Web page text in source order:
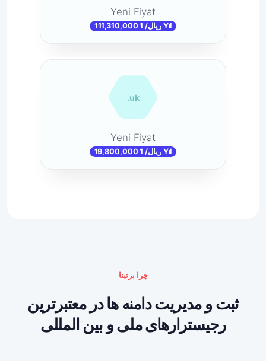
Yeni Fiyat
111,310,000 ریال/ 1 Yıl
.uk
Yeni Fiyat
19,800,000 ریال/ 1 Yıl
چرا برتینا
ثبت و مدیریت دامنه ها در معتبرترین
رجیسترارهای ملی و بین المللی